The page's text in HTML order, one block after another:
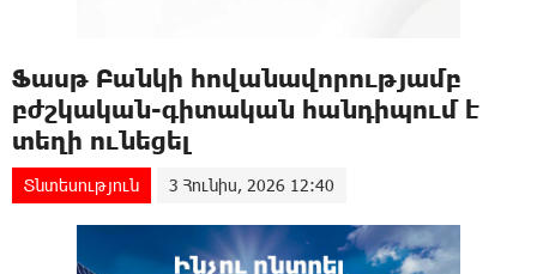
Ֆասթ Բանկի հովանավորությամբ
բժշկական-գիտական հանդիպում է
տեղի ունեցել
Տնտեսություն 3 Հունիս, 2026 12:40